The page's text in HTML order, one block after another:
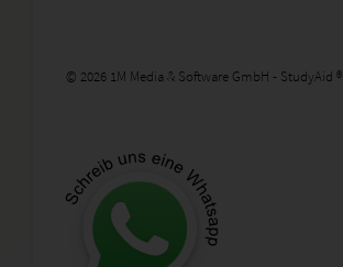
© 2026 1M Media & Software GmbH - StudyAid ®